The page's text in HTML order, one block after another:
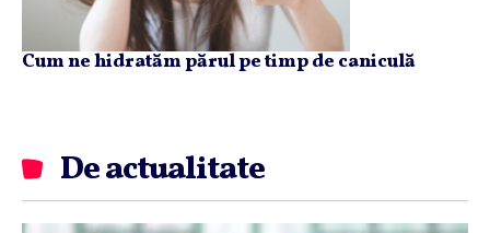
Cum ne hidratăm părul pe timp de caniculă
De actualitate